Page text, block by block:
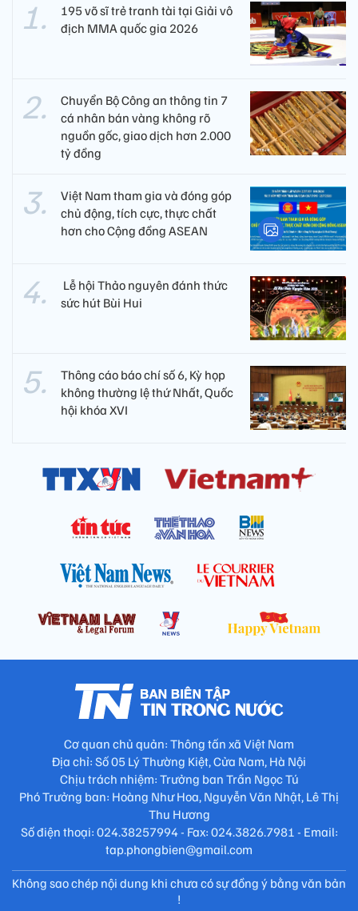
195 võ sĩ trẻ tranh tài tại Giải vô
địch MMA quốc gia 2026
Chuyển Bộ Công an thông tin 7
cá nhân bán vàng không rõ
nguồn gốc, giao dịch hơn 2.000
tỷ đồng
Việt Nam tham gia và đóng góp
chủ động, tích cực, thực chất
hơn cho Cộng đồng ASEAN
​ Lễ hội Thảo nguyên đánh thức
sức hút Bùi Hui
Thông cáo báo chí số 6, Kỳ họp
không thường lệ thứ Nhất, Quốc
hội khóa XVI
Cơ quan chủ quản: Thông tấn xã Việt Nam
Địa chỉ: Số 05 Lý Thường Kiệt, Cửa Nam, Hà Nội
Chịu trách nhiệm: Trưởng ban Trần Ngọc Tú
Phó Trưởng ban: Hoàng Như Hoa, Nguyễn Văn Nhật, Lê Thị
Thu Hương
Số điện thoại: 024.38257994 - Fax: 024.3826.7981 - Email:
tap.phongbien@gmail.com
Không sao chép nội dung khi chưa có sự đồng ý bằng văn bản
!